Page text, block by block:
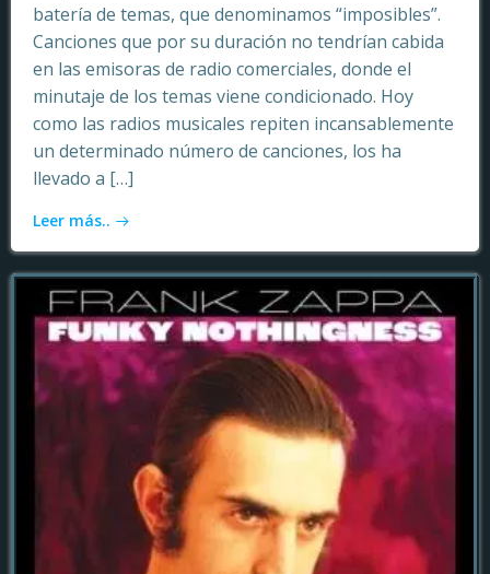
batería de temas, que denominamos “imposibles”.
Canciones que por su duración no tendrían cabida
en las emisoras de radio comerciales, donde el
minutaje de los temas viene condicionado. Hoy
como las radios musicales repiten incansablemente
un determinado número de canciones, los ha
llevado a […]
Leer más..